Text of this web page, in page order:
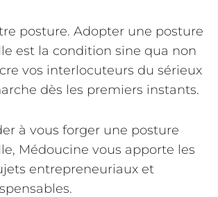
posture. Adopter une posture
est la condition sine qua non
vos interlocuteurs du sérieux
dès les premiers instants.
à vous forger une posture
Médoucine vous apporte les
entrepreneuriaux et